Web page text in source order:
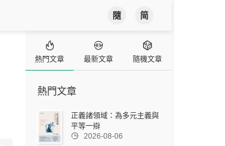
隨 简

熱門文章

最新文章

隨機文章
熱門文章
正義諸領域：為多元主義與
平等一辯
 2026-08-06